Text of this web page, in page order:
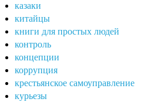
казаки
китайцы
книги для простых людей
контроль
концепции
коррупция
крестьянское самоуправление
курьезы